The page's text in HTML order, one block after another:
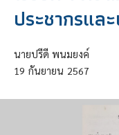
ประชากรแล
นายปรีดี พนมยงค์
19 กันยายน 2567